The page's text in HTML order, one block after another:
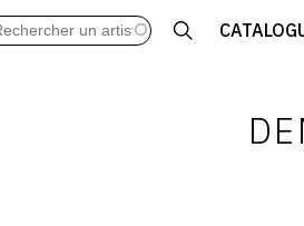
ARCHIVES DES EXPOSITIONS
LIBRAIRIE : LIVRES &
LEXIQUE ARTISTIQUE